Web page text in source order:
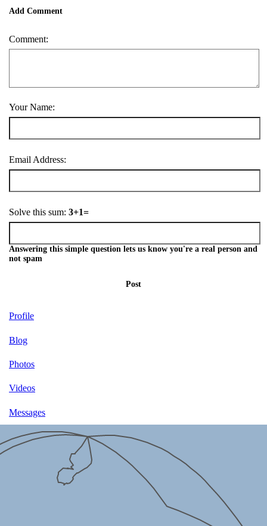
Add Comment
Comment:
Your Name:
Email Address:
Solve this sum: 3+1=
Answering this simple question lets us know you're a real person and
not spam
Post
Profile
Blog
Photos
Videos
Messages